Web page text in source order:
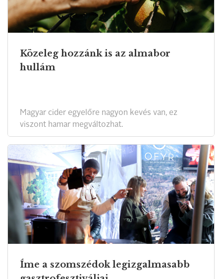
Közeleg hozzánk is az almabor
hullám
Magyar cider egyelőre nagyon kevés van, ez
viszont hamar megváltozhat.
Íme a szomszédok legizgalmasabb